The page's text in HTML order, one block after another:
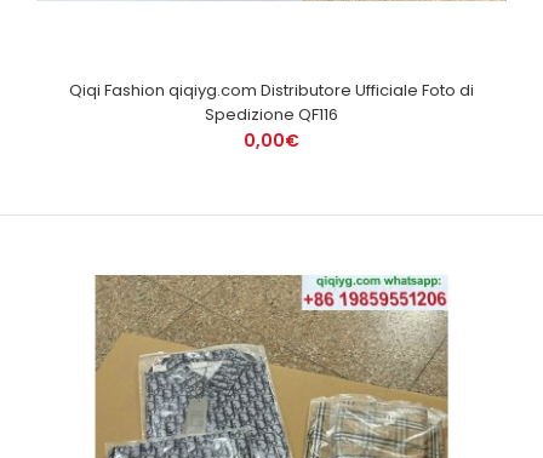
Qiqi Fashion qiqiyg.com Distributore Ufficiale Foto di
Spedizione QF116
0,00€